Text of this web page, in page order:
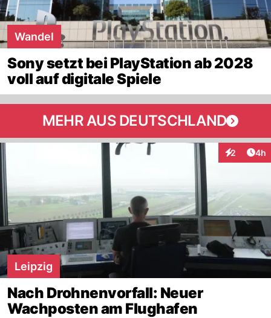
Wandel
Sony setzt bei PlayStation ab 2028
voll auf digitale Spiele
MEHR AUS DEUTSCHLAND
2 4h
Leipzig
Nach Drohnenvorfall: Neuer
Wachposten am Flughafen